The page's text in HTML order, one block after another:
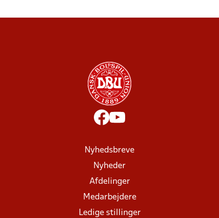
Nyhedsbreve
Nyheder
Afdelinger
Medarbejdere
Ledige stillinger